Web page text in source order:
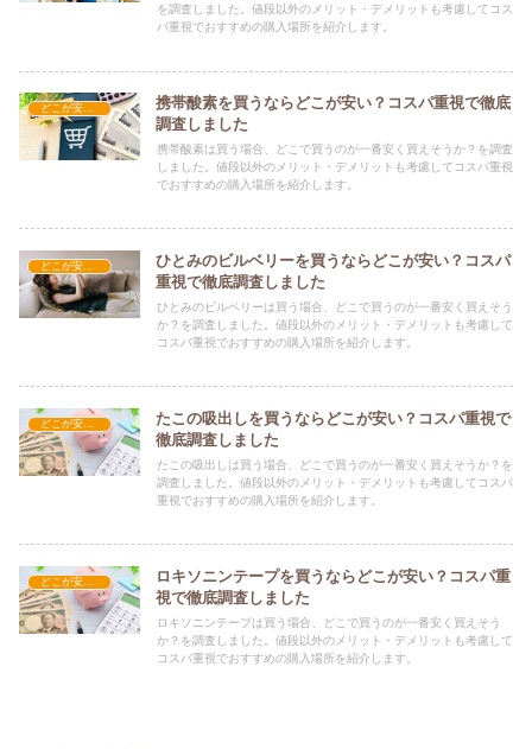
を調査しました。値段以外のメリット・デメリットも考慮してコス
パ重視でおすすめの購入場所を紹介します。
どこが安い？-その他
携帯酸素を買うならどこが安い？コスパ重視で徹底
調査しました
携帯酸素は買う場合、どこで買うのが一番安く買えそうか？を調査
しました。値段以外のメリット・デメリットも考慮してコスパ重視
でおすすめの購入場所を紹介します。
どこが安い？-その他
ひとみのビルベリーを買うならどこが安い？コスパ
重視で徹底調査しました
ひとみのビルベリーは買う場合、どこで買うのが一番安く買えそう
か？を調査しました。値段以外のメリット・デメリットも考慮して
コスパ重視でおすすめの購入場所を紹介します。
どこが安い？-その他
たこの吸出しを買うならどこが安い？コスパ重視で
徹底調査しました
たこの吸出しは買う場合、どこで買うのが一番安く買えそうか？を
調査しました。値段以外のメリット・デメリットも考慮してコスパ
重視でおすすめの購入場所を紹介します。
どこが安い？-その他
ロキソニンテープを買うならどこが安い？コスパ重
視で徹底調査しました
ロキソニンテープは買う場合、どこで買うのが一番安く買えそう
か？を調査しました。値段以外のメリット・デメリットも考慮して
コスパ重視でおすすめの購入場所を紹介します。